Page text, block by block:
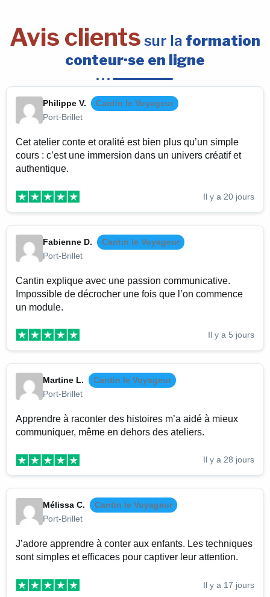
Avis clients sur la formation
conteur·se en ligne
Philippe V.
Cantin le Voyageur
Port-Brillet
Cet atelier conte et oralité est bien plus qu’un simple
cours : c’est une immersion dans un univers créatif et
authentique.
Il y a 20 jours
Fabienne D.
Cantin le Voyageur
Port-Brillet
Cantin explique avec une passion communicative.
Impossible de décrocher une fois que l’on commence
un module.
Il y a 5 jours
Martine L.
Cantin le Voyageur
Port-Brillet
Apprendre à raconter des histoires m’a aidé à mieux
communiquer, même en dehors des ateliers.
Il y a 28 jours
Mélissa C.
Cantin le Voyageur
Port-Brillet
J’adore apprendre à conter aux enfants. Les techniques
sont simples et efficaces pour captiver leur attention.
Il y a 17 jours